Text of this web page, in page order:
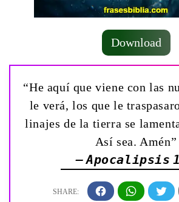
Download
“He aquí que viene con las
le verá, los que le
linajes de la tierra se
Así sea. Amén”
— Apocalipsis